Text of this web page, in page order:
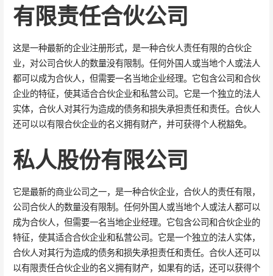
有限责任合伙公司
这是一种最新的企业注册形式，是一种合伙人责任有限的合伙企
业，对公司合伙人的数量没有限制。任何外国人或当地个人或法人
都可以成为合伙人，但需要一名当地企业经理。它包含公司和合伙
企业的特征，使其适合合伙企业和私营公司。它是一个独立的法人
实体，合伙人对其行为造成的债务和损失承担责任和责任。合伙人
还可以以有限合伙企业的名义拥有财产，并可获得个人税豁免。
私人股份有限公司
它是最新的商业公司之一，是一种合伙企业，合伙人的责任有限，
公司合伙人的数量没有限制。任何外国人或当地个人或法人都可以
成为合伙人，但需要一名当地企业经理。它包含公司和合伙企业的
特征，使其适合合伙企业和私营公司。它是一个独立的法人实体，
合伙人对其行为造成的债务和损失承担责任和责任。合伙人还可以
以有限责任合伙企业的名义拥有财产，如果有的话，还可以获得个